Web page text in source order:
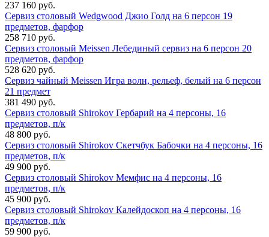
237 160 руб.
Сервиз столовый Wedgwood Джио Голд на 6 персон 19
предметов, фарфор
258 710 руб.
Сервиз столовый Meissen Лебединый сервиз на 6 персон 20
предметов, фарфор
528 620 руб.
Сервиз чайный Meissen Игра волн, рельеф, белый на 6 персон
21 предмет
381 490 руб.
Сервиз столовый Shirokov Гербарий на 4 персоны, 16
предметов, п/к
48 800 руб.
Сервиз столовый Shirokov Скетчбук Бабочки на 4 персоны, 16
предметов, п/к
49 900 руб.
Сервиз столовый Shirokov Мемфис на 4 персоны, 16
предметов, п/к
45 900 руб.
Сервиз столовый Shirokov Калейдоскоп на 4 персоны, 16
предметов, п/к
59 900 руб.